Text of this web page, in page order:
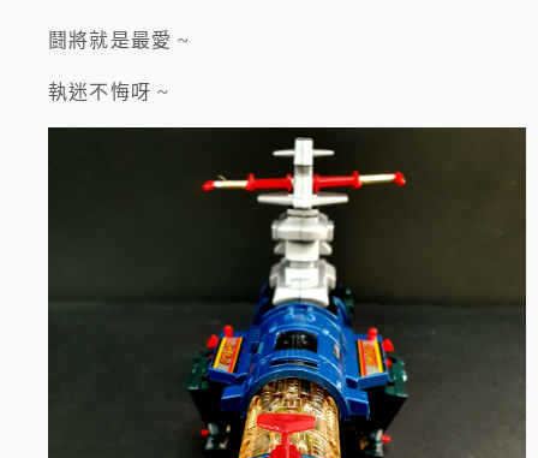
鬪將就是最愛 ~
執迷不悔呀 ~